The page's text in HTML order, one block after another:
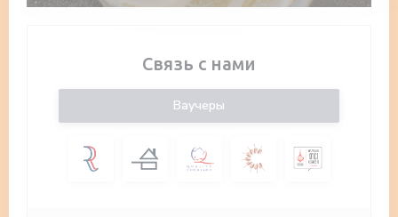
Связь с нами
Ваучеры